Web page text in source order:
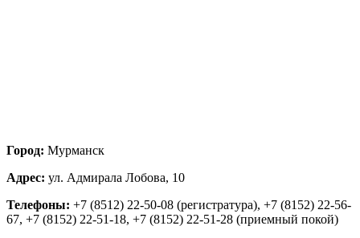
Город: Мурманск
Адрес: ул. Адмирала Лобова, 10
Телефоны: +7 (8512) 22-50-08 (регистратура), +7 (8152) 22-56-
67, +7 (8152) 22-51-18, +7 (8152) 22-51-28 (приемный покой)